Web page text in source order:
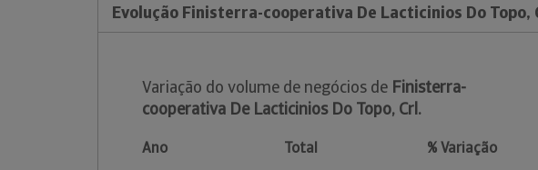
Evolução Finisterra-cooperativa De Lacticinios Do Topo,
Variação do volume de negócios de Finisterra-
cooperativa De Lacticinios Do Topo, Crl.
Ano Total % Variação